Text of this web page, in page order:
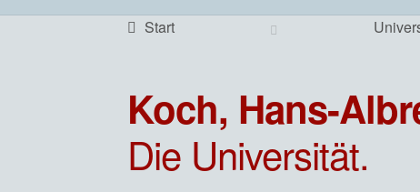
Start
Koch, Hans-
Die Universität.